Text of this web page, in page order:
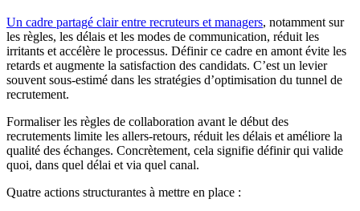
Un cadre partagé clair entre recruteurs et managers, notamment sur
les règles, les délais et les modes de communication, réduit les
irritants et accélère le processus. Définir ce cadre en amont évite les
retards et augmente la satisfaction des candidats. C’est un levier
souvent sous-estimé dans les stratégies d’optimisation du tunnel de
recrutement.
Formaliser les règles de collaboration avant le début des
recrutements limite les allers-retours, réduit les délais et améliore la
qualité des échanges. Concrètement, cela signifie définir qui valide
quoi, dans quel délai et via quel canal.
Quatre actions structurantes à mettre en place :